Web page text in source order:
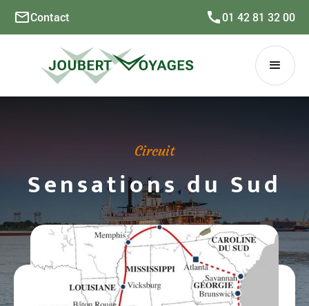
Contact 01 42 81 32 00
Circuit
Sensations du Sud